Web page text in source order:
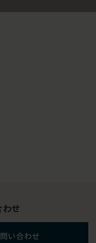
せ
い合わせ